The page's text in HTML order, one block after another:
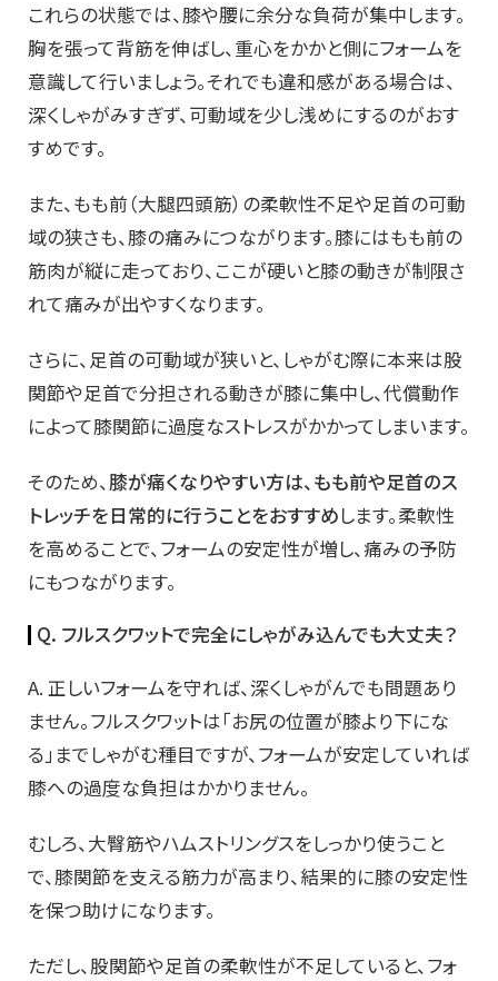
これらの状態では、膝や腰に余分な負荷が集中します。
胸を張って背筋を伸ばし、重心をかかと側にフォームを
意識して行いましょう。それでも違和感がある場合は、
深くしゃがみすぎず、可動域を少し浅めにするのがおす
すめです。
また、もも前（大腿四頭筋）の柔軟性不足や足首の可動
域の狭さも、膝の痛みにつながります。膝にはもも前の
筋肉が縦に走っており、ここが硬いと膝の動きが制限さ
れて痛みが出やすくなります。
さらに、足首の可動域が狭いと、しゃがむ際に本来は股
関節や足首で分担される動きが膝に集中し、代償動作
によって膝関節に過度なストレスがかかってしまいます。
そのため、膝が痛くなりやすい方は、もも前や足首のス
トレッチを日常的に行うことをおすすめします。柔軟性
を高めることで、フォームの安定性が増し、痛みの予防
にもつながります。
Q. フルスクワットで完全にしゃがみ込んでも大丈夫？
A. 正しいフォームを守れば、深くしゃがんでも問題あり
ません。フルスクワットは「お尻の位置が膝より下にな
る」までしゃがむ種目ですが、フォームが安定していれば
膝への過度な負担はかかりません。
むしろ、大臀筋やハムストリングスをしっかり使うこと
で、膝関節を支える筋力が高まり、結果的に膝の安定性
を保つ助けになります。
ただし、股関節や足首の柔軟性が不足していると、フォ